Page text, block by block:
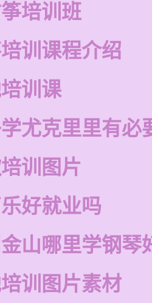
培训班
训课程介绍
训课
尤克里里有必
训图片
好就业吗
山哪里学钢琴
训图片素材